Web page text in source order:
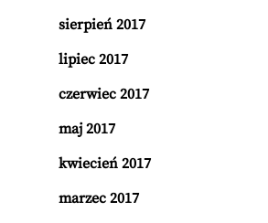
sierpień 2017
lipiec 2017
czerwiec 2017
maj 2017
kwiecień 2017
marzec 2017